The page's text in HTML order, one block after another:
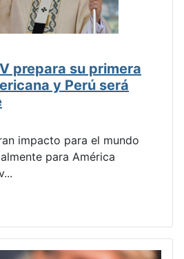
prepara su primera
y Perú será
impacto para el mundo
para América